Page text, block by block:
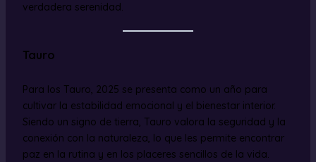
verdadera serenidad.
Tauro
Para los Tauro, 2025 se presenta como un año para
cultivar la estabilidad emocional y el bienestar interior.
Siendo un signo de tierra, Tauro valora la seguridad y la
conexión con la naturaleza, lo que les permite encontrar
paz en la rutina y en los placeres sencillos de la vida.